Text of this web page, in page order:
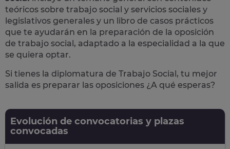
teóricos sobre trabajo social y servicios sociales y
legislativos generales y un libro de casos prácticos
que te ayudarán en la preparación de la oposición
de trabajo social, adaptado a la especialidad a la que
se quiera optar.
Si tienes la diplomatura de Trabajo Social, tu mejor
salida es preparar las oposiciones ¿A qué esperas?
Evolución de convocatorias y plazas
convocadas